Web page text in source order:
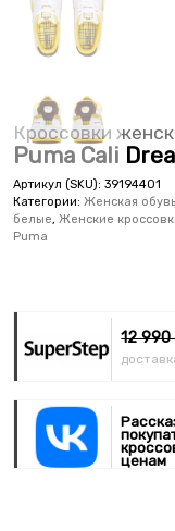
Кроссовки
Puma Cali
Артикул (SKU): 39194401
Категории: Женская обувь
белые, Женские
Puma
12
ценам